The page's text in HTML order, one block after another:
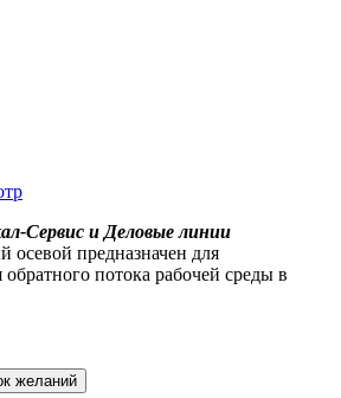
Сервис и Деловые линии
осевой предназначен для
потока рабочей среды в
желаний